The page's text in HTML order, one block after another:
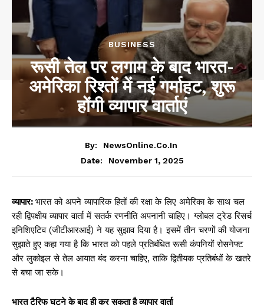
BUSINESS
रूसी तेल पर लगाम के बाद भारत-
अमेरिका रिश्तों में नई गर्माहट, शुरू
होंगी व्यापार वार्ताएं
By:
NewsOnline.co.in
Date:
November 1, 2025
व्यापार: भारत को अपने व्यापारिक हितों की रक्षा के लिए अमेरिका के साथ चल
रही द्विपक्षीय व्यापार वार्ता में सतर्क रणनीति अपनानी चाहिए। ग्लोबल ट्रेड रिसर्च
इनिशिएटिव (जीटीआरआई) ने यह सुझाव दिया है। इसमें तीन चरणों की योजना
सुझाते हुए कहा गया है कि भारत को पहले प्रतिबंधित रूसी कंपनियों रोसनेफ्ट
और लुकोइल से तेल आयात बंद करना चाहिए, ताकि द्वितीयक प्रतिबंधों के खतरे
से बचा जा सके।
भारत टैरिफ घटने के बाद ही कर सकता है व्यापार वार्ता